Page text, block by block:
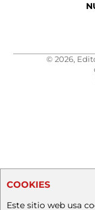
© 2026,
COOKIES
Este sitio web usa